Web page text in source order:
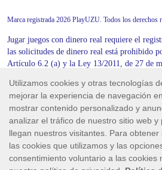
Marca registrada 2026 PlayUZU. Todos los derechos
Jugar juegos con dinero real requiere el
las solicitudes de dinero real está prohibido
Artículo 6.2 (a) y la Ley 13/2011, de 27 de
Skill On Net S.A., con domicilio en Calle
Melilla (España), está autorizada y regulada
Ordenación del Juego (DGOJ). La DGOJ ha
S.A. la licencia general de OTROS
como las licencias singulares de RULETA
BLACKJACK No/Ref: PROLI/00282 y